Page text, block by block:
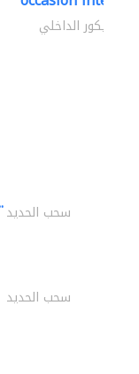
الديكور الداخلي
سحب الحديد
سحب الحديد